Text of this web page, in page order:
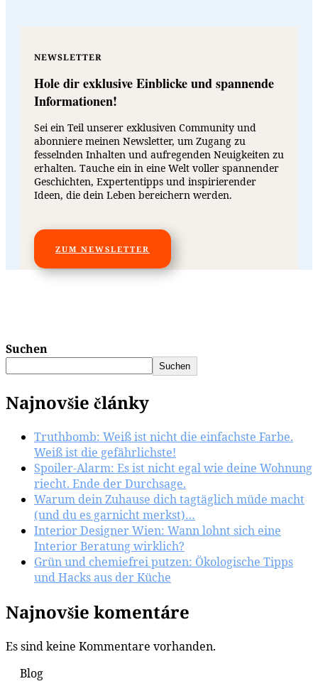
NEWSLETTER
Hole dir exklusive Einblicke und spannende
Informationen!
Sei ein Teil unserer exklusiven Community und
abonniere meinen Newsletter, um Zugang zu
fesselnden Inhalten und aufregenden Neuigkeiten zu
erhalten. Tauche ein in eine Welt voller spannender
Geschichten, Expertentipps und inspirierender
Ideen, die dein Leben bereichern werden.
ZUM NEWSLETTER
Suchen
Suchen
Najnovšie články
Truthbomb: Weiß ist nicht die einfachste Farbe.
Weiß ist die gefährlichste!
Spoiler-Alarm: Es ist nicht egal wie deine Wohnung
riecht. Ende der Durchsage.
Warum dein Zuhause dich tagtäglich müde macht
(und du es garnicht merkst)…
Interior Designer Wien: Wann lohnt sich eine
Interior Beratung wirklich?
Grün und chemiefrei putzen: Ökologische Tipps
und Hacks aus der Küche
Najnovšie komentáre
Es sind keine Kommentare vorhanden.
Blog